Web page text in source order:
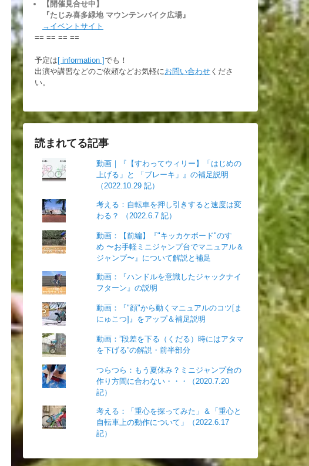
【開催見合せ中】
『たじみ喜多緑地 マウンテンバイク広場』
→イベントサイト
== == == ==
予定は [ information ]でも！
出演や講習などのご依頼などお気軽にお問い合わせ くださ
い。
読まれてる記事
動画｜『【すわってウィリー】「はじめの
上げる」と 「ブレーキ」』の補足説明
（2022.10.29 記）
考える：自転車を押し引きすると速度は変
わる？ （2022.6.7 記）
動画：【前編】『"キッカケボード"のすゝ
め 〜お手軽ミニジャンプ台でマニュアル＆
ジャンプ〜』について解説と補足
動画：『ハンドルを意識したジャックナイ
フターン』の説明
動画：『"顔"から動くマニュアルのコツ[ま
にゅこつ]』をアップ＆補足説明
動画：”段差を下る（くだる）時にはアタマ
を下げる”の解説・前半部分
つらつら：もう夏休み？ミニジャンプ台の
作り方間に合わない・・・（2020.7.20
記）
考える：「重心を探ってみた」＆「重心と
自転車上の動作について」（2022.6.17
記）